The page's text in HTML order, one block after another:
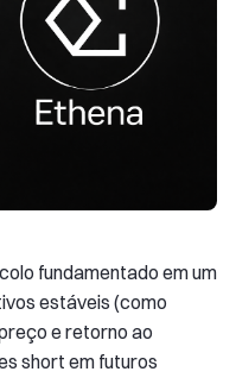
fundamentado em um
estáveis (como
e retorno ao
short em futuros